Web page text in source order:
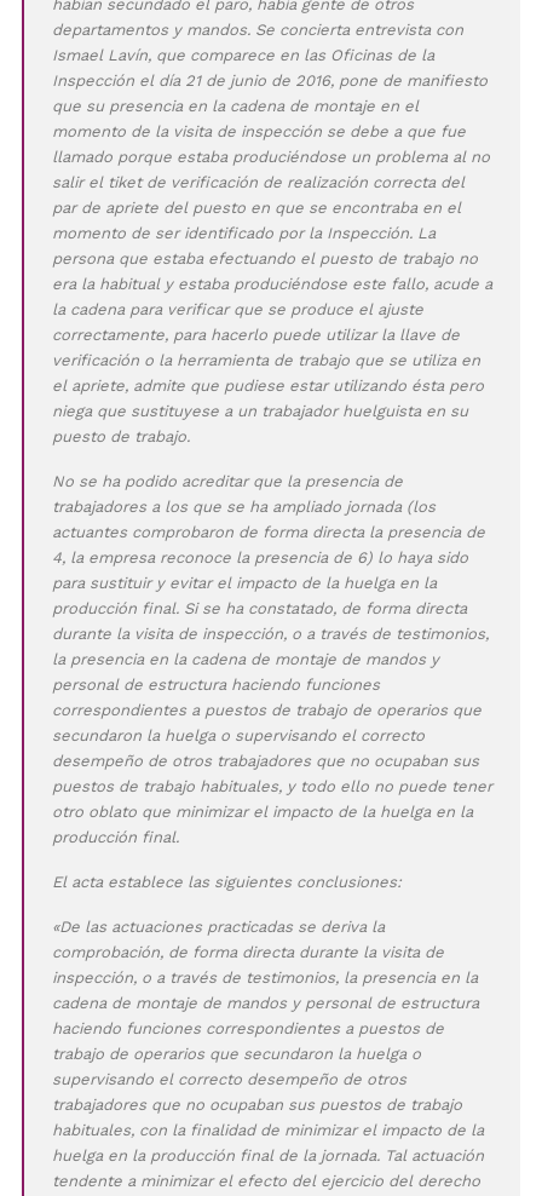
habían secundado el paro, había gente de otros
departamentos y mandos. Se concierta entrevista con
Ismael Lavín, que comparece en las Oficinas de la
Inspección el día 21 de junio de 2016, pone de manifiesto
que su presencia en la cadena de montaje en el
momento de la visita de inspección se debe a que fue
llamado porque estaba produciéndose un problema al no
salir el tiket de verificación de realización correcta del
par de apriete del puesto en que se encontraba en el
momento de ser identificado por la Inspección. La
persona que estaba efectuando el puesto de trabajo no
era la habitual y estaba produciéndose este fallo, acude a
la cadena para verificar que se produce el ajuste
correctamente, para hacerlo puede utilizar la llave de
verificación o la herramienta de trabajo que se utiliza en
el apriete, admite que pudiese estar utilizando ésta pero
niega que sustituyese a un trabajador huelguista en su
puesto de trabajo.
No se ha podido acreditar que la presencia de
trabajadores a los que se ha ampliado jornada (los
actuantes comprobaron de forma directa la presencia de
4, la empresa reconoce la presencia de 6) lo haya sido
para sustituir y evitar el impacto de la huelga en la
producción final. Si se ha constatado, de forma directa
durante la visita de inspección, o a través de testimonios,
la presencia en la cadena de montaje de mandos y
personal de estructura haciendo funciones
correspondientes a puestos de trabajo de operarios que
secundaron la huelga o supervisando el correcto
desempeño de otros trabajadores que no ocupaban sus
puestos de trabajo habituales, y todo ello no puede tener
otro oblato que minimizar el impacto de la huelga en la
producción final.
El acta establece las siguientes conclusiones:
«De las actuaciones practicadas se deriva la
comprobación, de forma directa durante la visita de
inspección, o a través de testimonios, la presencia en la
cadena de montaje de mandos y personal de estructura
haciendo funciones correspondientes a puestos de
trabajo de operarios que secundaron la huelga o
supervisando el correcto desempeño de otros
trabajadores que no ocupaban sus puestos de trabajo
habituales, con la finalidad de minimizar el impacto de la
huelga en la producción final de la jornada. Tal actuación
tendente a minimizar el efecto del ejercicio del derecho